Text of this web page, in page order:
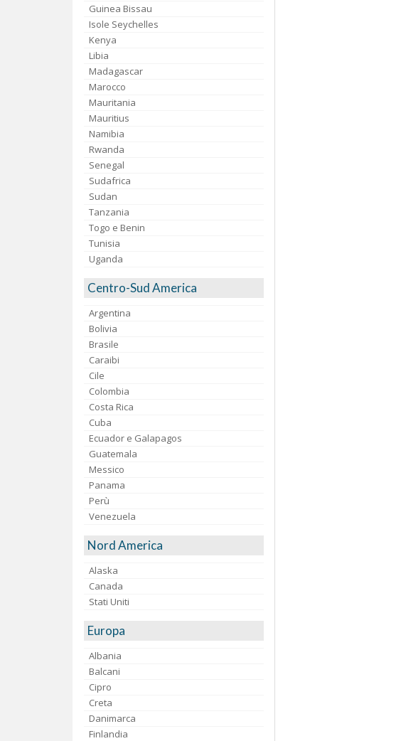
Guinea Bissau
Isole Seychelles
Kenya
Libia
Madagascar
Marocco
Mauritania
Mauritius
Namibia
Rwanda
Senegal
Sudafrica
Sudan
Tanzania
Togo e Benin
Tunisia
Uganda
Centro-Sud America
Argentina
Bolivia
Brasile
Caraibi
Cile
Colombia
Costa Rica
Cuba
Ecuador e Galapagos
Guatemala
Messico
Panama
Perù
Venezuela
Nord America
Alaska
Canada
Stati Uniti
Europa
Albania
Balcani
Cipro
Creta
Danimarca
Finlandia